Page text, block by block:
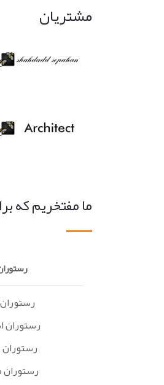
مشتریان
ما مفتخریم که
رستوران
رستوران